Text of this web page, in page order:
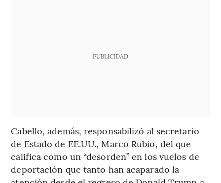
PUBLICIDAD
Cabello, además, responsabilizó al secretario
de Estado de EE.UU., Marco Rubio, del que
califica como un “desorden” en los vuelos de
deportación que tanto han acaparado la